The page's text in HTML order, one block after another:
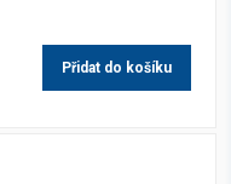
Přidat do košíku